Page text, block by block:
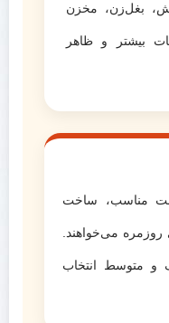
بغل‌زن، مخزن
بیشتر و ظاهر
مناسب، ساخت
روزمره می‌خواهند.
و متوسط انتخاب